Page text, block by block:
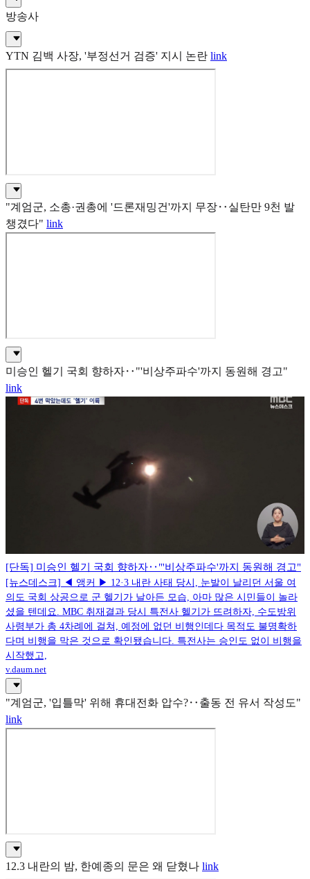
방송사
YTN 김백 사장, '부정선거 검증' 지시 논란 link
"계엄군, 소총·권총에 '드론재밍건'까지 무장‥실탄만 9천 발
챙겼다" link
미승인 헬기 국회 향하자‥"'비상주파수'까지 동원해 경고"
link
[단독] 미승인 헬기 국회 향하자‥"'비상주파수'까지 동원해 경고"
[뉴스데스크] ◀ 앵커 ▶ 12·3 내란 사태 당시, 눈발이 날리던 서울 여
의도 국회 상공으로 군 헬기가 날아든 모습, 아마 많은 시민들이 놀라
셨을 텐데요. MBC 취재결과 당시 특전사 헬기가 뜨려하자, 수도방위
사령부가 총 4차례에 걸쳐, 예정에 없던 비행인데다 목적도 불명확하
다며 비행을 막은 것으로 확인됐습니다. 특전사는 승인도 없이 비행을
시작했고,
v.daum.net
"계엄군, '입틀막' 위해 휴대전화 압수?‥출동 전 유서 작성도"
link
12.3 내란의 밤, 한예종의 문은 왜 닫혔나 link